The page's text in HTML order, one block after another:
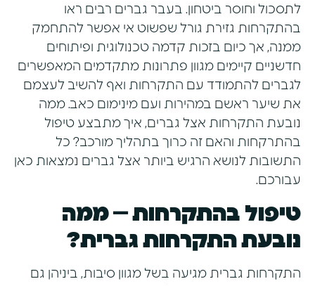
לתסכול וחוסר ביטחון. בעבר גברים רבים ראו
בהתקרחות גזירת גורל שפשוט אי אפשר להתחמק
ממנה, אך כיום בזכות קדמה טכנולוגית ופיתוחים
חדשניים קיימים מגוון פתרונות מתקדמים המאפשרים
לגברים להתמודד עם התקרחות ואף להשיב לעצמם
את שיער ראשם במהירות ועם מינימום כאב. ממה
נובעת התקרחות אצל גברים, איך מתבצע טיפול
בהתרקחות והאם זה כרוך בתהליך מורכב? כל
התשובות לנושא הרגיש ביותר אצל גברים נמצאות כאן
עבורכם.
טיפול בהתקרחות – ממה
נובעת התקרחות גברית?
התקרחות גברית מגיעה בשל מגוון סיבות, ביניהן גם